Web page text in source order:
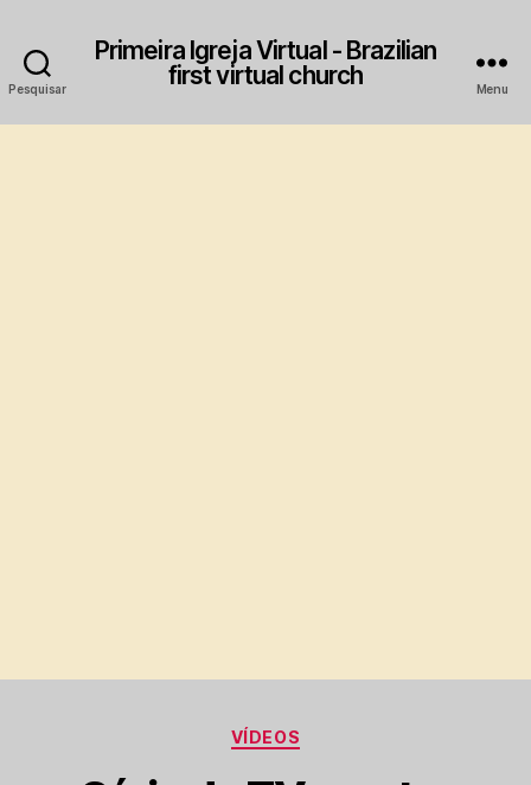
Pesquisar
Primeira Igreja Virtual - Brazilian
first virtual church
Menu
Categorias
VÍDEOS